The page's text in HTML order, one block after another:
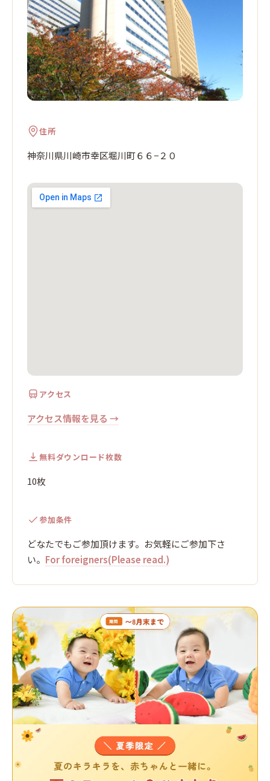
住所
神奈川県川崎市幸区堀川町６６−２０
アクセス
アクセス情報を見る →
無料ダウンロード枚数
10枚
参加条件
どなたでもご参加頂けます。お気軽にご参加下さ
い。 For foreigners(Please read.)